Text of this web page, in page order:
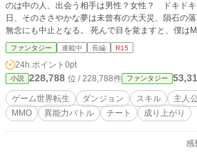
のは中の人、出会う相手は男性？女性？ ドキド
日、そのささやかな夢は未曾有の大天災、隕石の
無念にも中止となる。 死んで目を覚ますと、僕は
の世界に転生していた。 「なんでメインキャラ
の？！」 鍛え上げたキャラクターとは《性別すらも正反対》完全な初期状態か
らのスタート。 加えて、オンリー・テイルでは不
職》、パーティーには完全不向き最凶最悪ジョブ
メンバーも転生していることを祈り、倉庫に貯め
最強ゲーム知識をフルバーストしこの世界を旅す
じプレイヤーの猫耳魔法少女を仲間に入れて冒険
ファンタジー 連載中 長編 R15
24h.ポイント 0pt
小説 228,788 位 / 228,788件 ファンタジー
ゲーム世界転生 ダンジョン スキル 主人
MMO
異能力バトル チート 成り上がり
感